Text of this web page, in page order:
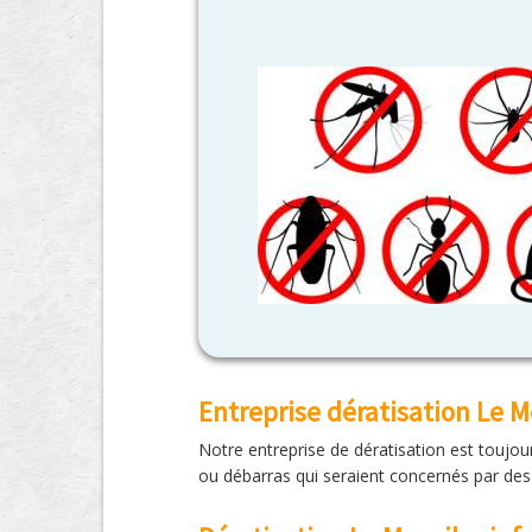
Entreprise dératisation Le
Notre entreprise de dératisation est
ou débarras qui seraient concernés par